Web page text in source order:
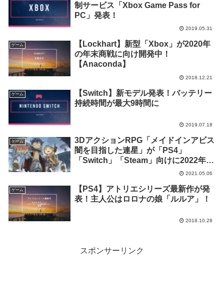
制サービス「Xbox Game Pass for
PC」発表！
2019.05.31
ゲーム
【Lockhart】新型「Xbox」が2020年
の年末商戦に向け開発中！
【Anaconda】
2018.12.21
ゲーム
【Switch】新モデル発表！バッテリー
持続時間が最大9時間に
2019.07.18
ゲーム
3DアクションRPG「メイドインアビス
闇を目指した連星」が「PS4」
「Switch」「Steam」向けに2022年発
2021.05.06
ゲーム
【PS4】アトリエシリーズ最新作が発
表！主人公はロロナの娘「ルルア」！
2018.10.28
スポンサーリンク